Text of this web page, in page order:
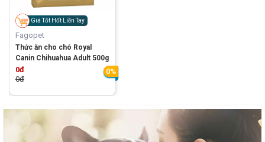
Giá Tốt Hốt Liền Tay
Fagopet
Thức ăn cho chó Royal
Canin Chihuahua Adult 500g
0đ
0đ
0%